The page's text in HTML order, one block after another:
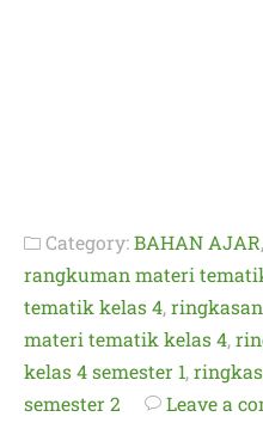
Category:BAHAN AJAR,
rangkuman materi
tematik kelas 4,
materi tematik kelas 4,
kelas 4 semester 1,
semester 2
Leave a